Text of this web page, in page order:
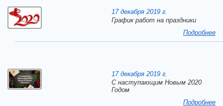
17 декабря 2019 г.
График работ на праздники
Подробнее
17 декабря 2019 г.
C наступающим Новым 2020
Годом
Подробнее